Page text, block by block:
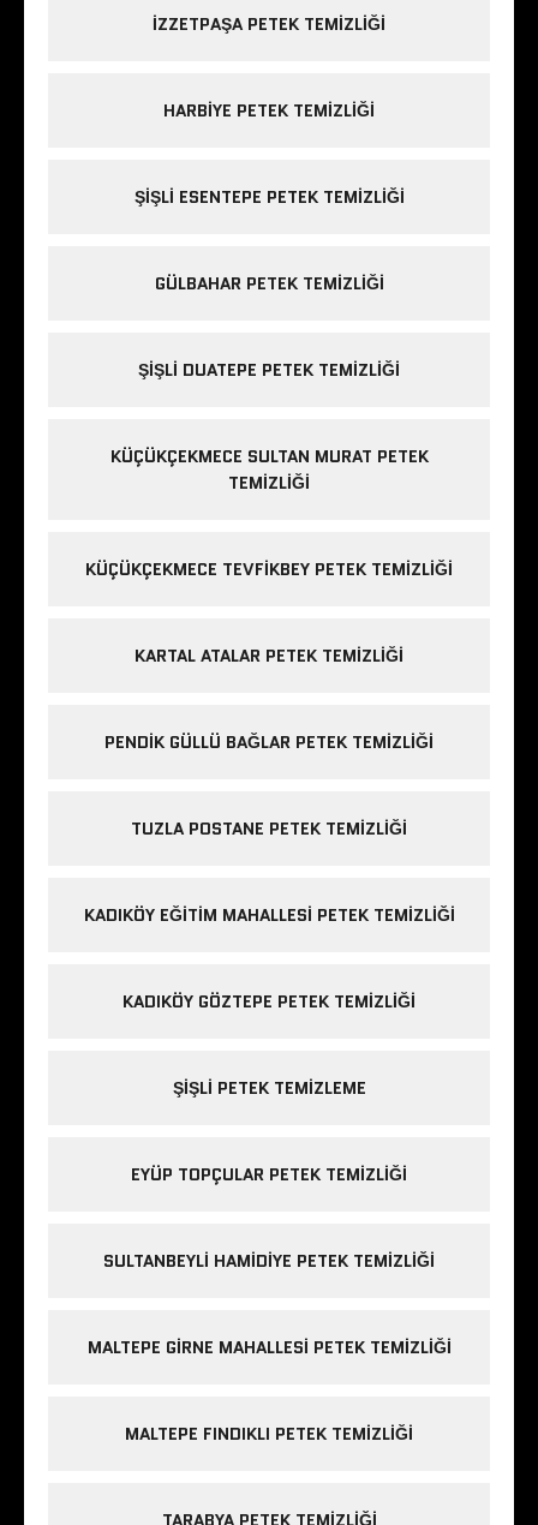
IZZETPAŞA PETEK TEMIZLIĞI
HARBIYE PETEK TEMIZLIĞI
ŞIŞLI ESENTEPE PETEK TEMIZLIĞI
GÜLBAHAR PETEK TEMIZLIĞI
ŞIŞLI DUATEPE PETEK TEMIZLIĞI
KÜÇÜKÇEKMECE SULTAN MURAT PETEK
TEMIZLIĞI
KÜÇÜKÇEKMECE TEVFIKBEY PETEK TEMIZLIĞI
KARTAL ATALAR PETEK TEMIZLIĞI
PENDIK GÜLLÜ BAĞLAR PETEK TEMIZLIĞI
TUZLA POSTANE PETEK TEMIZLIĞI
KADIKÖY EĞITIM MAHALLESI PETEK TEMIZLIĞI
KADIKÖY GÖZTEPE PETEK TEMIZLIĞI
ŞIŞLI PETEK TEMIZLEME
EYÜP TOPÇULAR PETEK TEMIZLIĞI
SULTANBEYLI HAMIDIYE PETEK TEMIZLIĞI
MALTEPE GIRNE MAHALLESI PETEK TEMIZLIĞI
MALTEPE FINDIKLI PETEK TEMIZLIĞI